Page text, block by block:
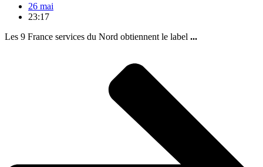
26 mai
23:17
Les 9 France services du Nord obtiennent le label ...